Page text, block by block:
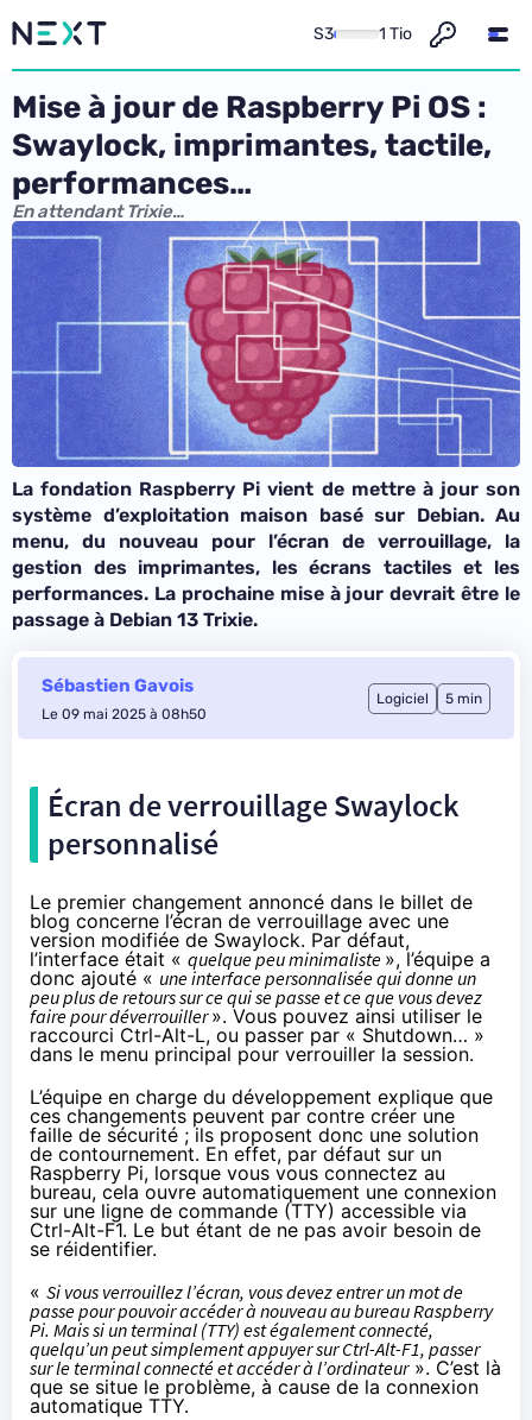
S3 1 Tio
Mise à jour de Raspberry Pi OS :
Swaylock, imprimantes, tactile,
performances…
En attendant Trixie…
La fondation Raspberry Pi vient de mettre à jour son
système d’exploitation maison basé sur Debian. Au
menu, du nouveau pour l’écran de verrouillage, la
gestion des imprimantes, les écrans tactiles et les
performances. La prochaine mise à jour devrait être le
passage à Debian 13 Trixie.
Sébastien Gavois
Le 09 mai 2025 à 08h50
Logiciel 5 min
Écran de verrouillage Swaylock
personnalisé
Le premier changement annoncé dans le billet de
blog concerne l’écran de verrouillage avec une
version modifiée de Swaylock. Par défaut,
l’interface était « quelque peu minimaliste », l’équipe a
donc ajouté « une interface personnalisée qui donne un
peu plus de retours sur ce qui se passe et ce que vous devez
faire pour déverrouiller». Vous pouvez ainsi utiliser le
raccourci Ctrl-Alt-L, ou passer par « Shutdown… »
dans le menu principal pour verrouiller la session.
L’équipe en charge du développement explique que
ces changements peuvent par contre créer une
faille de sécurité ; ils proposent donc une solution
de contournement. En effet, par défaut sur un
Raspberry Pi, lorsque vous vous connectez au
bureau, cela ouvre automatiquement une connexion
sur une ligne de commande (TTY) accessible via
Ctrl-Alt-F1. Le but étant de ne pas avoir besoin de
se réidentifier.
« Si vous verrouillez l’écran, vous devez entrer un mot de
passe pour pouvoir accéder à nouveau au bureau Raspberry
Pi. Mais si un terminal (TTY) est également connecté,
quelqu’un peut simplement appuyer sur Ctrl-Alt-F1, passer
sur le terminal connecté et accéder à l’ordinateur». C’est là
que se situe le problème, à cause de la connexion
automatique TTY.